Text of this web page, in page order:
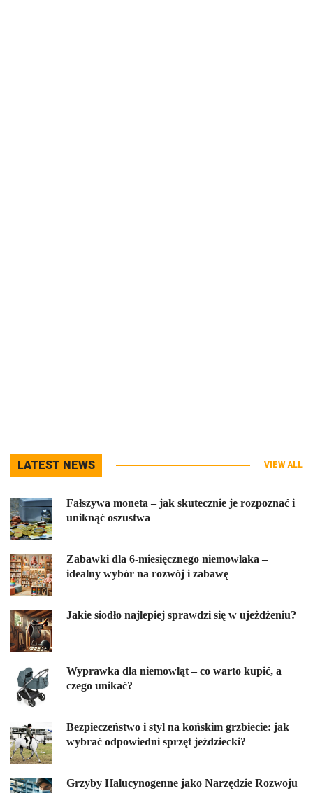
LATEST NEWS VIEW ALL
Fałszywa moneta – jak skutecznie je rozpoznać i
uniknąć oszustwa
Zabawki dla 6-miesięcznego niemowlaka –
idealny wybór na rozwój i zabawę
Jakie siodło najlepiej sprawdzi się w ujeżdżeniu?
Wyprawka dla niemowląt – co warto kupić, a
czego unikać?
Bezpieczeństwo i styl na końskim grzbiecie: jak
wybrać odpowiedni sprzęt jeździecki?
Grzyby Halucynogenne jako Narzędzie Rozwoju